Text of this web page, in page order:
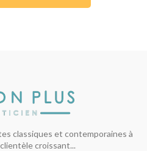
classiques et contemporaines à
croissant...